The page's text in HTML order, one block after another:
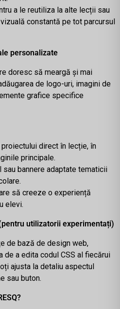
a le reutiliza la alte lecții sau
constantă pe tot parcursul
personalizate
doresc să meargă și mai
de logo-uri, imagini de
grafice specifice
direct în lecție, în
principale.
bannere adaptate tematicii
să creeze o experiență
elevi.
utilizatorii experimentați)
de bază de design web,
de a edita codul CSS al fiecărui
ajusta la detaliu aspectul
sau buton.